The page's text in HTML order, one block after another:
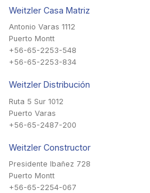
Weitzler Casa Matriz
Antonio Varas 1112
Puerto Montt
+56-65-2253-548
+56-65-2253-834
Weitzler Distribución
Ruta 5 Sur 1012
Puerto Varas
+56-65-2487-200
Weitzler Constructor
Presidente Ibañez 728
Puerto Montt
+56-65-2254-067